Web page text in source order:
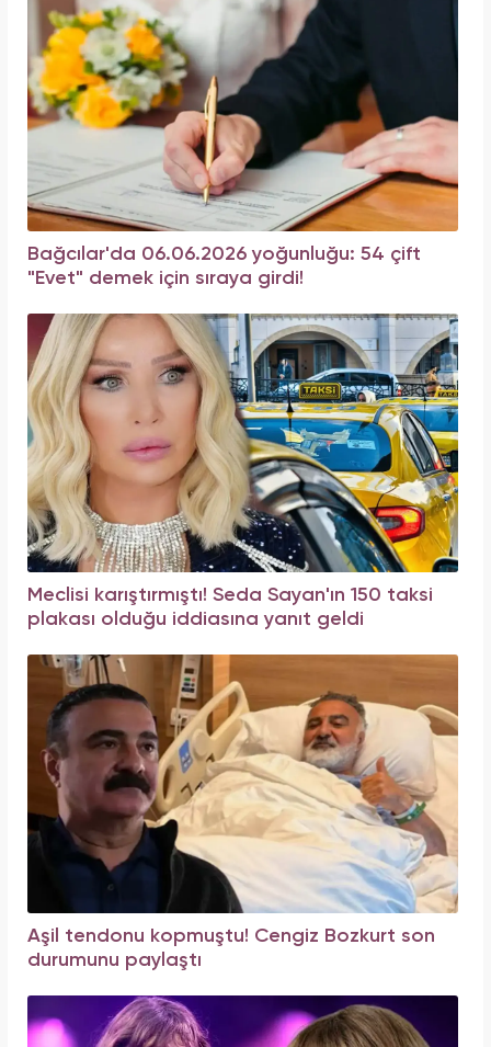
Bağcılar'da 06.06.2026 yoğunluğu: 54 çift
"Evet" demek için sıraya girdi!
Meclisi karıştırmıştı! Seda Sayan'ın 150 taksi
plakası olduğu iddiasına yanıt geldi
Aşil tendonu kopmuştu! Cengiz Bozkurt son
durumunu paylaştı